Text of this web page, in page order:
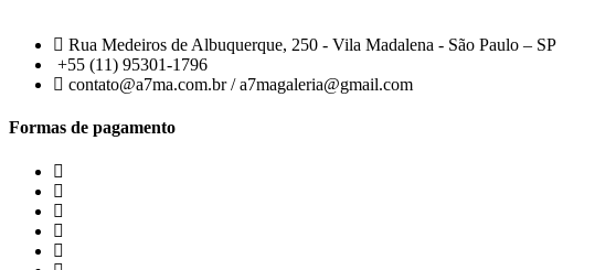
Rua Medeiros de Albuquerque, 250 - Vila Madalena - São Paulo – SP
+55 (11) 95301-1796
contato@a7ma.com.br / a7magaleria@gmail.com
Formas de pagamento